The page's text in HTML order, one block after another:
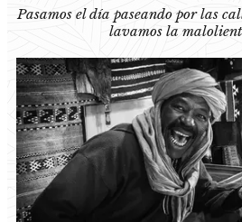
Pasamos el día paseando por las
lavamos la